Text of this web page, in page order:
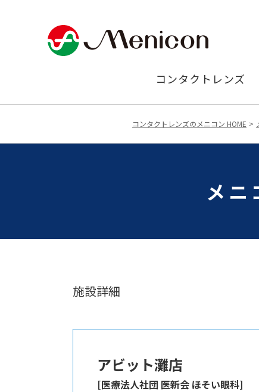
コンタクトレンズ
コンタクトレンズのメニコン HOME
メ
施設詳細
アビット灘店
[医療法人社団 医新会 ほそい眼科]